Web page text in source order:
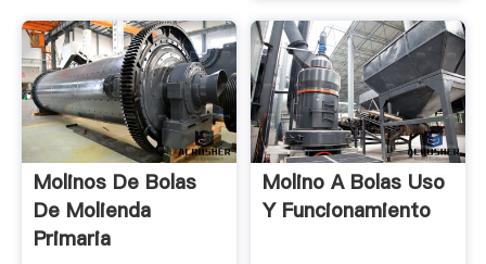
Molinos De Bolas
De Molienda
Primaria
Molino A Bolas Uso
Y Funcionamiento